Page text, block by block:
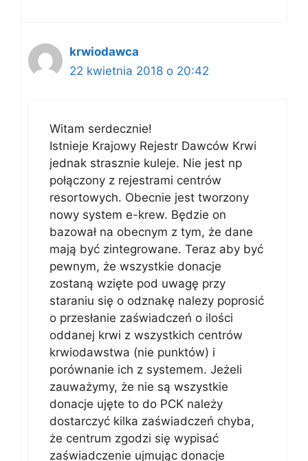
krwiodawca
22 kwietnia 2018 o 20:42
Witam serdecznie!
Istnieje Krajowy Rejestr Dawców Krwi
jednak strasznie kuleje. Nie jest np
połączony z rejestrami centrów
resortowych. Obecnie jest tworzony
nowy system e-krew. Będzie on
bazował na obecnym z tym, że dane
mają być zintegrowane. Teraz aby być
pewnym, że wszystkie donacje
zostaną wzięte pod uwagę przy
staraniu się o odznakę nalezy poprosić
o przesłanie zaświadczeń o ilości
oddanej krwi z wszystkich centrów
krwiodawstwa (nie punktów) i
porównanie ich z systemem. Jeżeli
zauważymy, że nie są wszystkie
donacje ujęte to do PCK należy
dostarczyć kilka zaświadczeń chyba,
że centrum zgodzi się wypisać
zaświadczenie ujmując donacje